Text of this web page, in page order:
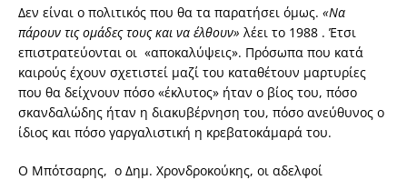
Δεν είναι ο πολιτικός που θα τα παρατήσει όμως. «Να
πάρουν τις ομάδες τους και να έλθουν» λέει το 1988 . Έτσι
επιστρατεύονται οι «αποκαλύψεις». Πρόσωπα που κατά
καιρούς έχουν σχετιστεί μαζί του καταθέτουν μαρτυρίες
που θα δείχνουν πόσο «έκλυτος» ήταν ο βίος του, πόσο
σκανδαλώδης ήταν η διακυβέρνηση του, πόσο ανεύθυνος ο
ίδιος και πόσο γαργαλιστική η κρεβατοκάμαρά του.
Ο Μπότσαρης, ο Δημ. Χρονδροκούκης, οι αδελφοί